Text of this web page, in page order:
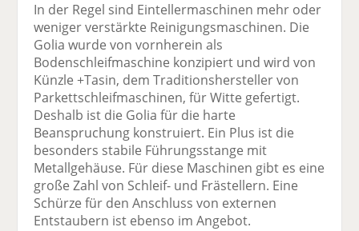
In der Regel sind Eintellermaschinen mehr oder
weniger verstärkte Reinigungsmaschinen. Die
Golia wurde von vornherein als
Bodenschleifmaschine konzipiert und wird von
Künzle +Tasin, dem Traditionshersteller von
Parkettschleifmaschinen, für Witte gefertigt.
Deshalb ist die Golia für die harte
Beanspruchung konstruiert. Ein Plus ist die
besonders stabile Führungsstange mit
Metallgehäuse. Für diese Maschinen gibt es eine
große Zahl von Schleif- und Frästellern. Eine
Schürze für den Anschluss von externen
Entstaubern ist ebenso im Angebot.